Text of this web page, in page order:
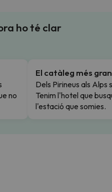
ho té clar
no
El catàleg més gran
Dels Pirineus als Alps
Tenim l'hotel que
l'estació que somies.